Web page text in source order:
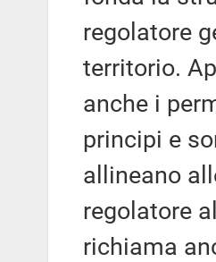
regolatore
territorio.
anche i
principi e
allineano
regolatore
richiama